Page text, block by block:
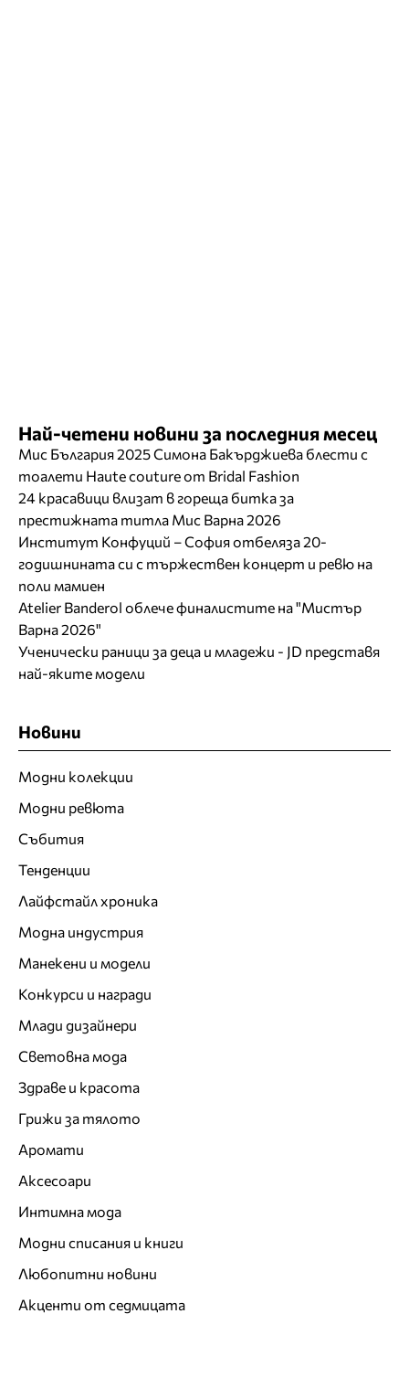
Най-четени новини за последния месец
Мис България 2025 Симона Бакърджиева блести с
тоалети Haute couture от Bridal Fashion
24 красавици влизат в гореща битка за
престижната титла Мис Варна 2026
Институт Конфуций – София отбеляза 20-
годишнината си с тържествен концерт и ревю на
поли мамиен
Atelier Banderol облече финалистите на "Мистър
Варна 2026"
Ученически раници за деца и младежи - JD представя
най-яките модели
Новини
Модни колекции
Модни ревюта
Събития
Тенденции
Лайфстайл хроника
Модна индустрия
Манекени и модели
Конкурси и награди
Млади дизайнери
Световна мода
Здраве и красота
Грижи за тялото
Аромати
Аксесоари
Интимна мода
Модни списания и книги
Любопитни новини
Акценти от седмицата